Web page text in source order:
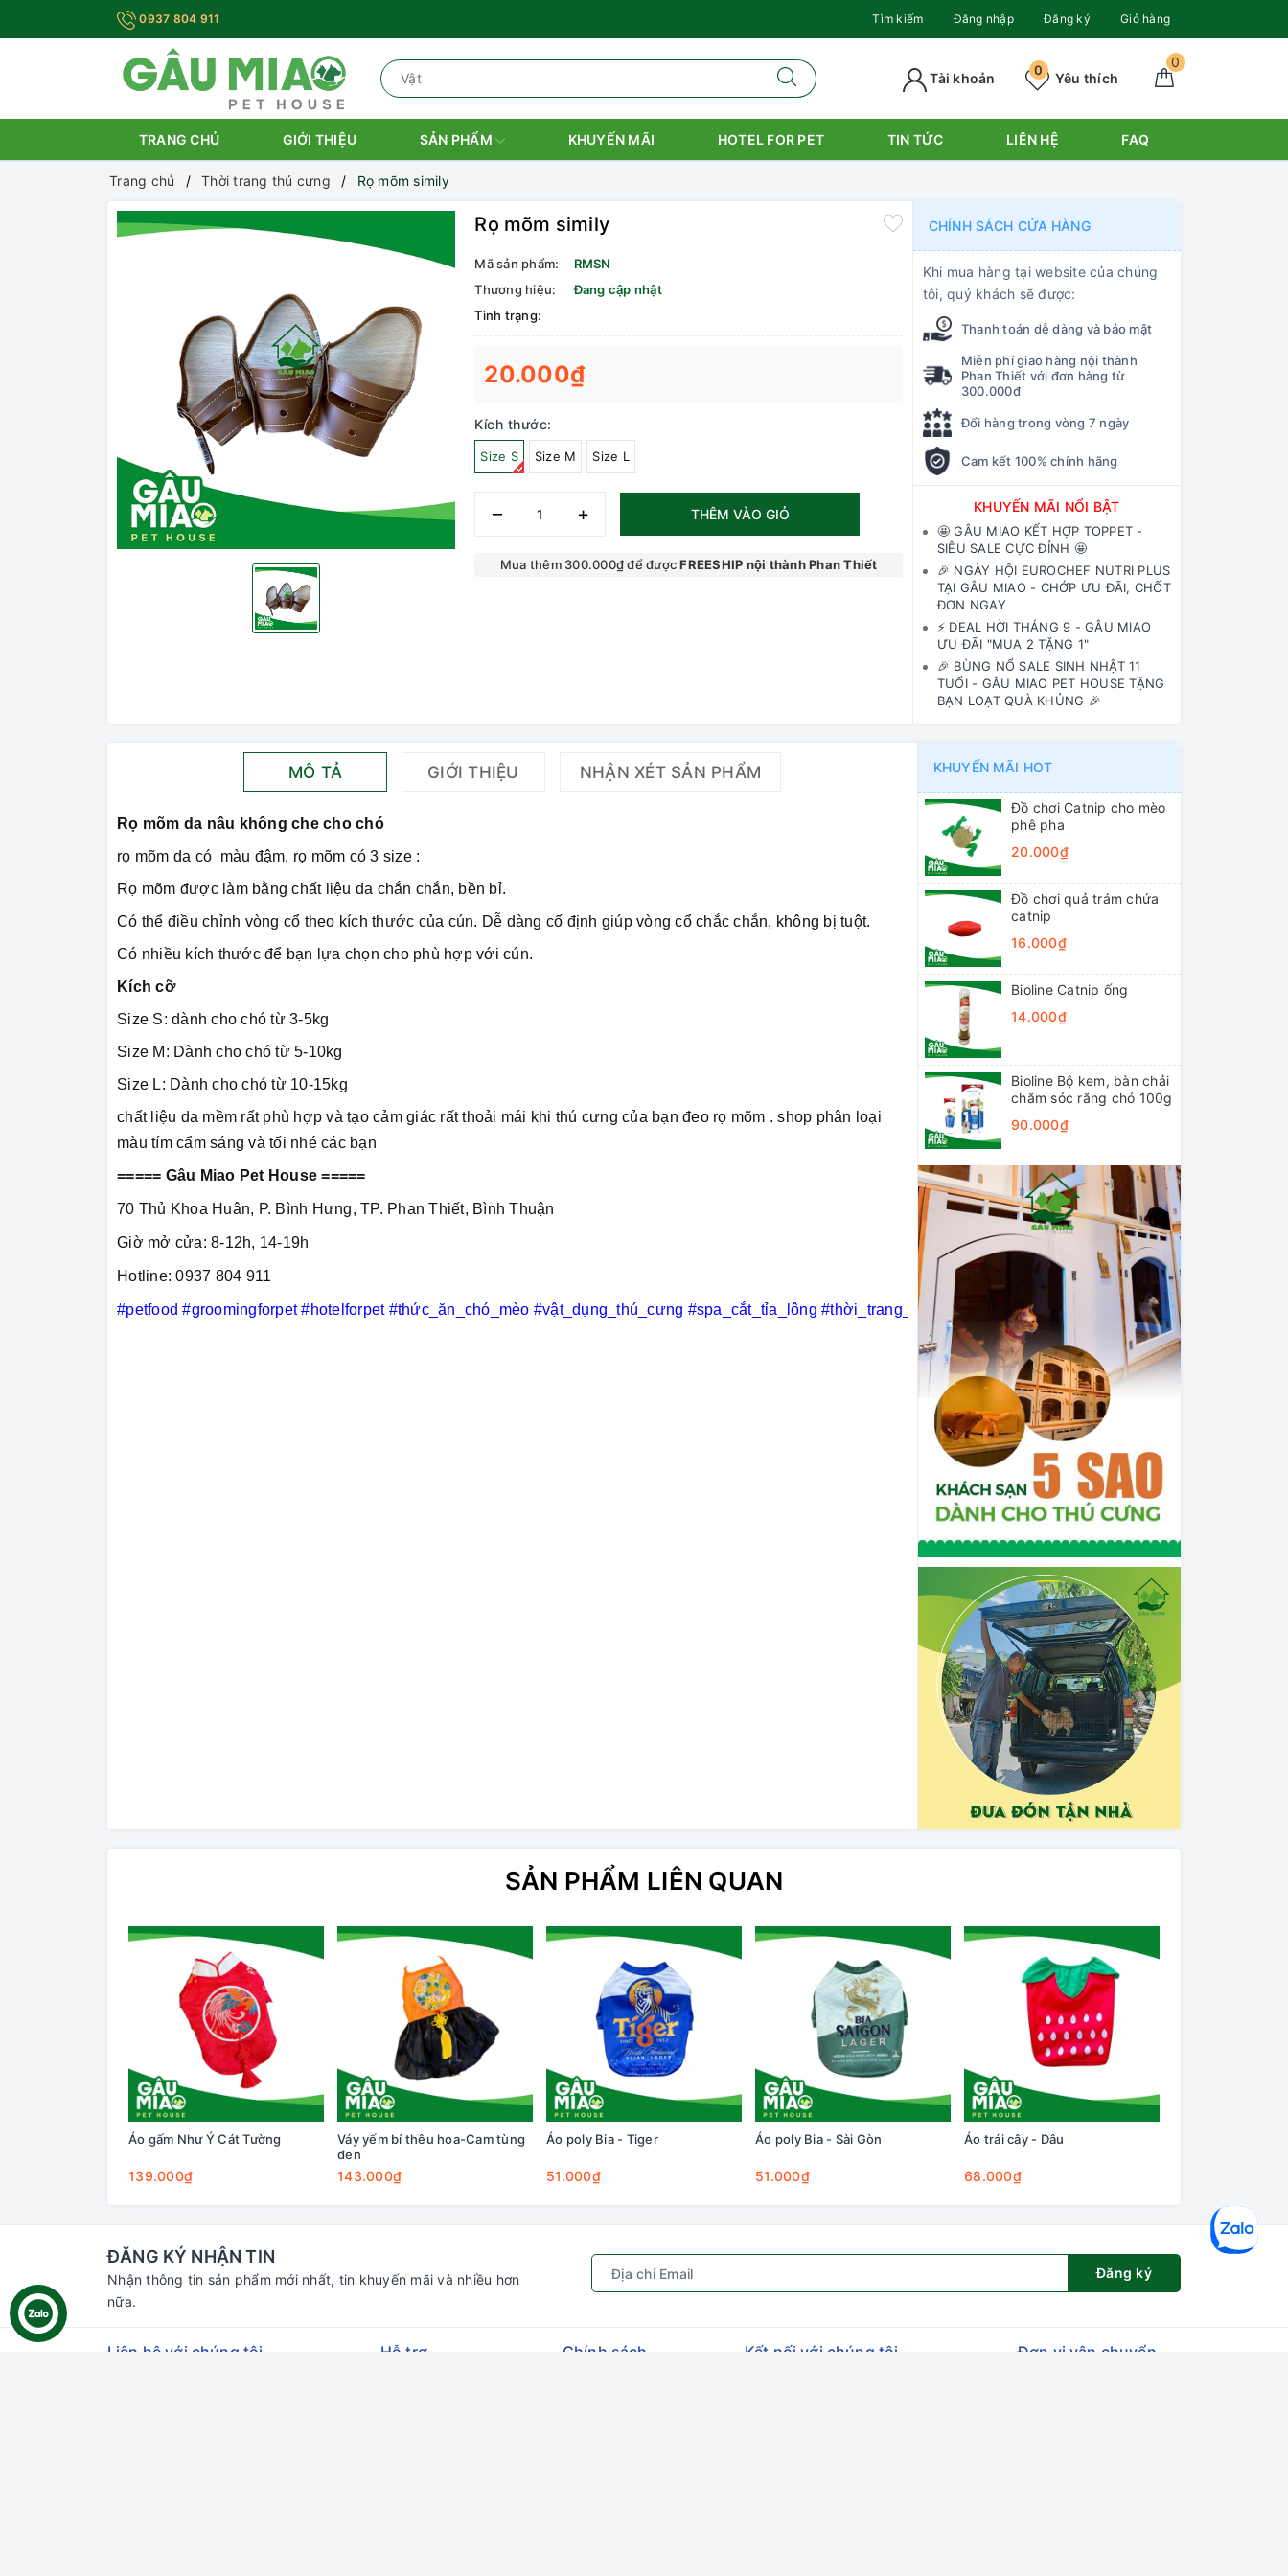
0937 804 911 Tìm kiếm Đăng nhập Đăng ký Giỏ hàng
0
Yêu thích
0
Tài khoản
TRANG CHỦ GIỚI THIỆU SẢN PHẨM KHUYẾN MÃI HOTEL FOR PET TIN TỨC LIÊN HỆ FAQ
Trang chủ Thời trang thú cưng Rọ mõm simily
Rọ mõm simily
Mã sản phẩm:
RMSN
Thương hiệu:
Đang cập nhật
Tình trạng:
20.000₫
Kích thước:
Size S Size M Size L
– + THÊM VÀO GIỎ
Mua thêm 300.000₫ để đượcFREESHIP nội thành Phan Thiết
CHÍNH SÁCH CỬA HÀNG
Khi mua hàng tại website của chúng
tôi, quý khách sẽ được:
Thanh toán dễ dàng và bảo mật
Miễn phí giao hàng nội thành
Phan Thiết với đơn hàng từ
300.000đ
Đổi hàng trong vòng 7 ngày
Cam kết 100% chính hãng
KHUYẾN MÃI NỔI BẬT
🤩 GÂU MIAO KẾT HỢP TOPPET -
SIÊU SALE CỰC ĐỈNH 🤩
🎉 NGÀY HỘI EUROCHEF NUTRI PLUS
TẠI GÂU MIAO - CHỚP ƯU ĐÃI, CHỐT
ĐƠN NGAY
⚡️ DEAL HỜI THÁNG 9 - GÂU MIAO
ƯU ĐÃI "MUA 2 TẶNG 1"
🎉 BÙNG NỔ SALE SINH NHẬT 11
TUỔI - GÂU MIAO PET HOUSE TẶNG
BẠN LOẠT QUÀ KHỦNG 🎉
MÔ TẢ GIỚI THIỆU NHẬN XÉT SẢN PHẨM
Rọ mõm da nâu không che cho chó
rọ mõm da có màu đậm, rọ mõm có 3 size :
Rọ mõm được làm bằng chất liệu da chắn chắn, bền bỉ.
Có thể điều chỉnh vòng cổ theo kích thước của cún. Dễ dàng cố định giúp vòng cổ chắc chắn, không bị tuột.
Có nhiều kích thước để bạn lựa chọn cho phù hợp với cún.
Kích cỡ
Size S: dành cho chó từ 3-5kg
Size M: Dành cho chó từ 5-10kg
Size L: Dành cho chó từ 10-15kg
chất liệu da mềm rất phù hợp và tạo cảm giác rất thoải mái khi thú cưng của bạn đeo rọ mõm . shop phân loại
màu tím cẩm sáng và tối nhé các bạn
===== Gâu Miao Pet House =====
70 Thủ Khoa Huân, P. Bình Hưng, TP. Phan Thiết, Bình Thuận
Giờ mở cửa: 8-12h, 14-19h
Hotline: 0937 804 911
#petfood #groomingforpet #hotelforpet #thức_ăn_chó_mèo #vật_dụng_thú_cưng #spa_cắt_tỉa_lông #thời_trang_thú_cưng #khách_sạn_thú_cưng
KHUYẾN MÃI HOT
Đồ chơi Catnip cho mèo
phê pha
20.000₫
Đồ chơi quả trám chứa
catnip
16.000₫
Bioline Catnip ống
14.000₫
Bioline Bộ kem, bàn chải
chăm sóc răng chó 100g
90.000₫
SẢN PHẨM LIÊN QUAN
Áo gấm Như Ý Cát Tường
139.000₫
Váy yếm bí thêu hoa-Cam tùng
đen
143.000₫
Áo poly Bia - Tiger
51.000₫
Áo poly Bia - Sài Gòn
51.000₫
Áo trái cây - Dâu
68.000₫
ĐĂNG KÝ NHẬN TIN
Nhận thông tin sản phẩm mới nhất, tin khuyến mãi và nhiều hơn
nữa.
Đăng ký
Liên hệ với chúng tôi Hỗ trợ Chính sách Kết nối với chúng tôi Đơn vị vận chuyển